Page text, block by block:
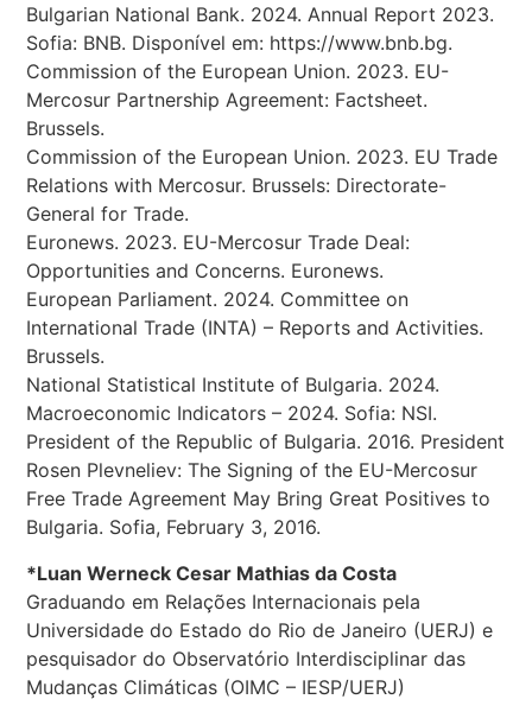
Bulgarian National Bank. 2024. Annual Report 2023.
Sofia: BNB. Disponível em: https://www.bnb.bg.
Commission of the European Union. 2023. EU-
Mercosur Partnership Agreement: Factsheet.
Brussels.
Commission of the European Union. 2023. EU Trade
Relations with Mercosur. Brussels: Directorate-
General for Trade.
Euronews. 2023. EU-Mercosur Trade Deal:
Opportunities and Concerns. Euronews.
European Parliament. 2024. Committee on
International Trade (INTA) – Reports and Activities.
Brussels.
National Statistical Institute of Bulgaria. 2024.
Macroeconomic Indicators – 2024. Sofia: NSI.
President of the Republic of Bulgaria. 2016. President
Rosen Plevneliev: The Signing of the EU-Mercosur
Free Trade Agreement May Bring Great Positives to
Bulgaria. Sofia, February 3, 2016.
*Luan Werneck Cesar Mathias da Costa
Graduando em Relações Internacionais pela
Universidade do Estado do Rio de Janeiro (UERJ) e
pesquisador do Observatório Interdisciplinar das
Mudanças Climáticas (OIMC – IESP/UERJ)